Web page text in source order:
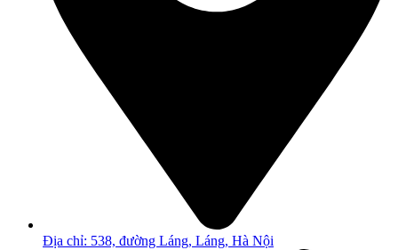
Địa chỉ: 538, đường Láng, Láng, Hà Nội